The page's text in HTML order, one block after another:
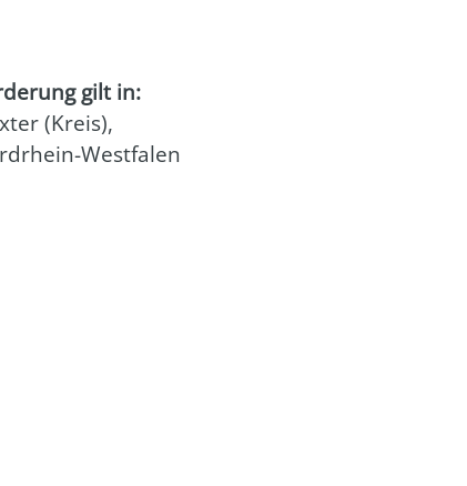
gilt in:
(Kreis),
Westfalen